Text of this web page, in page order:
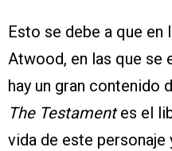
Esto se debe a que
Atwood, en las que se
hay un gran contenido
The Testamentes el
vida de este personaje